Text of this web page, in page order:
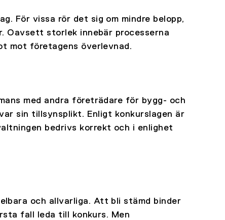
För vissa rör det sig om mindre belopp,
Oavsett storlek innebär processerna
mot företagens överlevnad.
med andra företrädare för bygg- och
sin tillsynsplikt. Enligt konkurslagen är
bedrivs korrekt och i enlighet
och allvarliga. Att bli stämd binder
fall leda till konkurs. Men